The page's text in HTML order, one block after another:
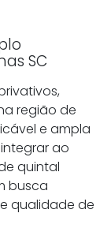
SC
região de
e ampla
ao
quintal
busca
qualidade de